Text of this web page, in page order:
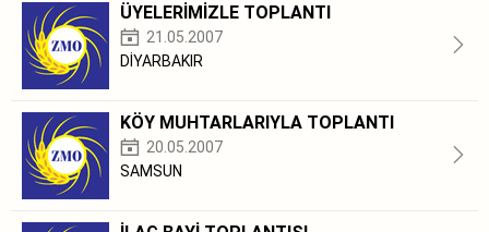
ÜYELERİMİZLE TOPLANTI
21.05.2007
DİYARBAKIR
KÖY MUHTARLARIYLA TOPLANTI
20.05.2007
SAMSUN